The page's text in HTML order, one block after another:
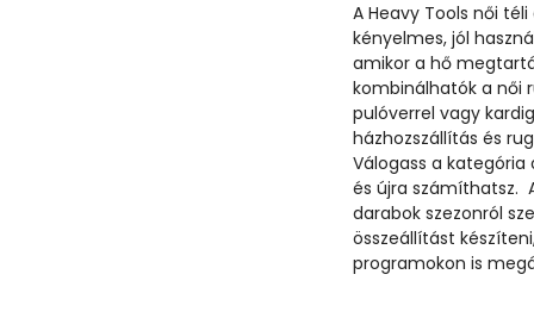
A Heavy Tools női
kényelmes, jól
amikor a hő
kombinálhatók a női
pulóverrel vagy
házhozszállítás és
Válogass a
és újra számíthatsz.
darabok szezonról
összeállítást
programokon is